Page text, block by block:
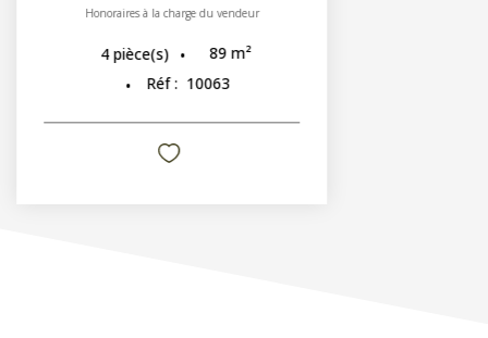
Honoraires à la charge du vendeur
4pièce(s) 89 m²
Réf : 10063